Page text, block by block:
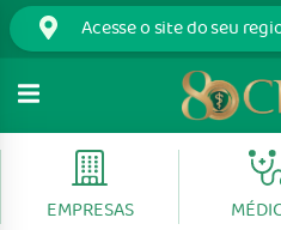
EMPRESAS